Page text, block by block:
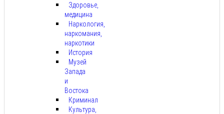
Здоровье,
медицина
Наркология,
наркомания,
наркотики
История
Музей
Запада
и
Востока
Криминал
Культура,